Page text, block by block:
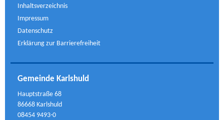
Inhaltsverzeichnis
Impressum
Datenschutz
Erklärung zur Barrierefreiheit
Gemeinde Karlshuld
Hauptstraße 68
86668 Karlshuld
08454 9493-0